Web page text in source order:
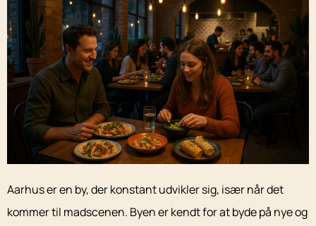
Aarhus er en by, der konstant udvikler sig, især når det
kommer til madscenen. Byen er kendt for at byde på nye og